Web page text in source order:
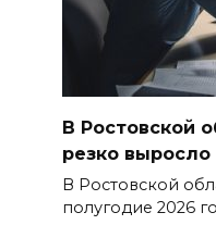
В Ростовской
резко выросло
В Ростовской
полугодие 2026